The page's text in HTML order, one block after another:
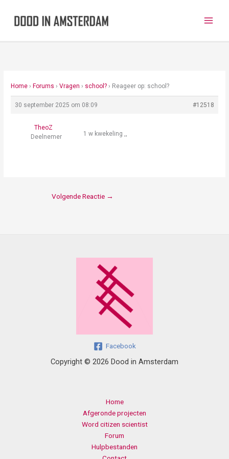
Home › Forums › Vragen › school? › Reageer op: school?
30 september 2025 om 08:09 #12518
TheoZ
Deelnemer
1 w kwekeling ,,
Volgende Reactie →
Facebook
Copyright © 2026 Dood in Amsterdam
Home
Afgeronde projecten
Word citizen scientist
Forum
Hulpbestanden